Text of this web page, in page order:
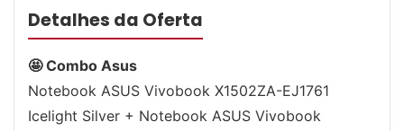
Detalhes da Oferta
🤩 Combo Asus
Notebook ASUS Vivobook X1502ZA-EJ1761
Icelight Silver + Notebook ASUS Vivobook